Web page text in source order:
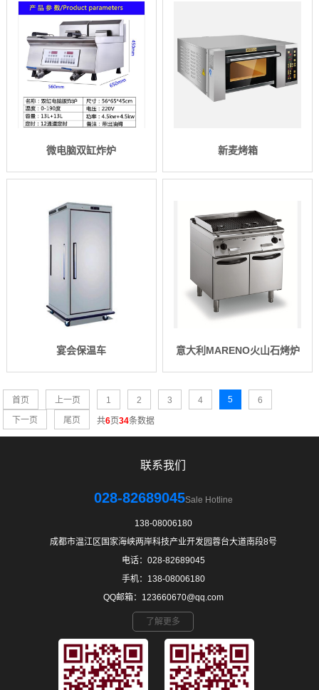
微电脑双缸炸炉 新麦烤箱
宴会保温车 意大利MARENO火山石烤炉
首页 上一页 1 2 3 4 5
6
下一页
尾页 共6页34条数据
联系我们
028-82689045Sale Hotline
138-08006180
成都市温江区国家海峡两岸科技产业开发园蓉台大道南段8号
电话：028-82689045
手机：138-08006180
QQ邮箱：123660670@qq.com
了解更多